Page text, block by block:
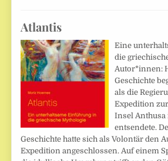
Atlantis
Eine
die
Autor*innen:
Geschichte
als die
Expedition
Insel Anthusa
entsendete.
Geschichte hatte sich als Volontär den
Expedition angeschlossen. Auf einem